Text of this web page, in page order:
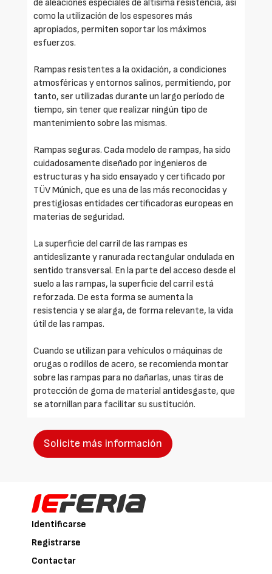
de aleaciones especiales de altísima resistencia, así
como la utilización de los espesores más
apropiados, permiten soportar los máximos
esfuerzos.
Rampas resistentes a la oxidación, a condiciones
atmosféricas y entornos salinos, permitiendo, por
tanto, ser utilizadas durante un largo período de
tiempo, sin tener que realizar ningún tipo de
mantenimiento sobre las mismas.
Rampas seguras. Cada modelo de rampas, ha sido
cuidadosamente diseñado por ingenieros de
estructuras y ha sido ensayado y certificado por
TÜV Múnich, que es una de las más reconocidas y
prestigiosas entidades certificadoras europeas en
materias de seguridad.
La superficie del carril de las rampas es
antideslizante y ranurada rectangular ondulada en
sentido transversal. En la parte del acceso desde el
suelo a las rampas, la superficie del carril está
reforzada. De esta forma se aumenta la
resistencia y se alarga, de forma relevante, la vida
útil de las rampas.
Cuando se utilizan para vehículos o máquinas de
orugas o rodillos de acero, se recomienda montar
sobre las rampas para no dañarlas, unas tiras de
protección de goma de material antidesgaste, que
se atornillan para facilitar su sustitución.
Solicite más información
Identificarse
Registrarse
Contactar